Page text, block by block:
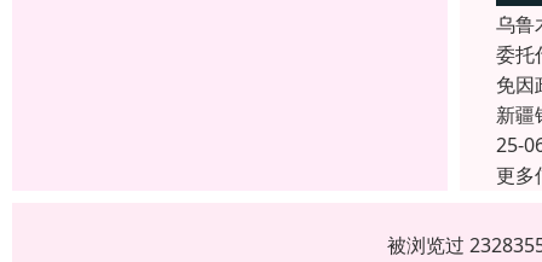
乌鲁
委托
免因
新疆
25-
更多
被浏览过